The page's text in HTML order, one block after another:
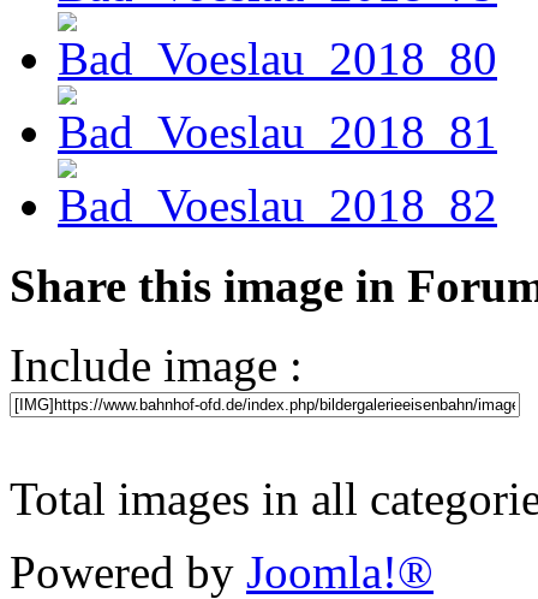
Share this image in
Include image :
Total images in all
Powered by Joomla!®